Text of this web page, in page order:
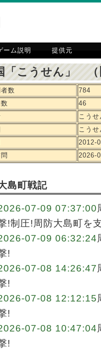
ーム説明 提供元
「こうせん」 （
数
784
46
こうせ
こうせ
2012-
2026-
島町戦記
07-09 07:37:00
!制圧!周防大島町を
07-09 06:32:24
!
07-08 14:26:47
!
07-08 12:12:15
!
07-08 10:47:04
!